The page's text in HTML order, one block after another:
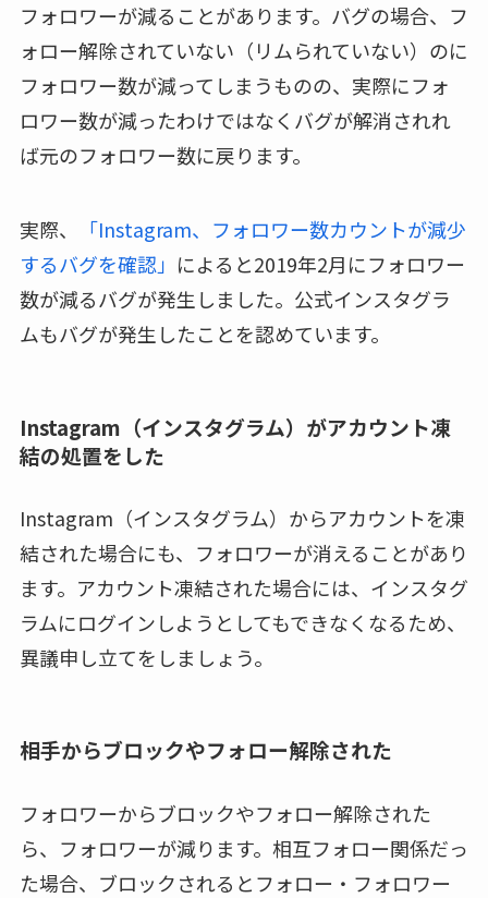
フォロワーが減ることがあります。バグの場合、フ
ォロー解除されていない（リムられていない）のに
フォロワー数が減ってしまうものの、実際にフォ
ロワー数が減ったわけではなくバグが解消されれ
ば元のフォロワー数に戻ります。
実際、
「Instagram、フォロワー数カウントが減少
するバグを確認」 によると2019年2月にフォロワー
数が減るバグが発生しました。公式インスタグラ
ムもバグが発生したことを認めています。
Instagram（インスタグラム）がアカウント凍
結の処置をした
Instagram（インスタグラム）からアカウントを凍
結された場合にも、フォロワーが消えることがあり
ます。アカウント凍結された場合には、インスタグ
ラムにログインしようとしてもできなくなるため、
異議申し立てをしましょう。
相手からブロックやフォロー解除された
フォロワーからブロックやフォロー解除された
ら、フォロワーが減ります。相互フォロー関係だっ
た場合、ブロックされるとフォロー・フォロワー